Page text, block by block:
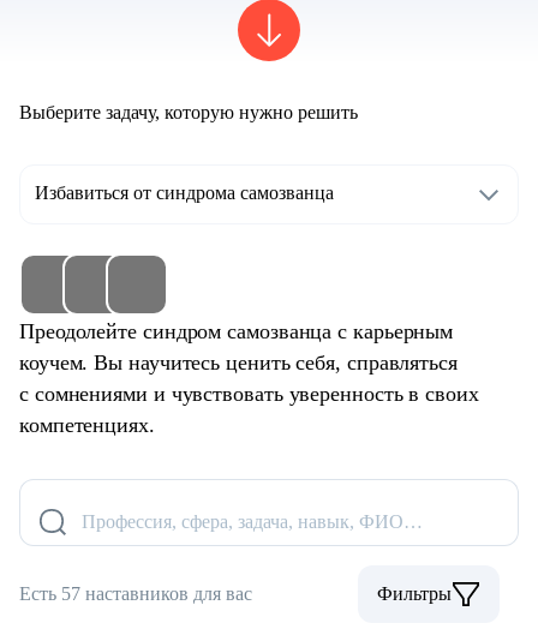
Выберите задачу, которую нужно решить
Избавиться от синдрома самозванца
Преодолейте синдром самозванца с карьерным
коучем. Вы научитесь ценить себя, справляться
с сомнениями и чувствовать уверенность в своих
компетенциях.
Профессия, сфера, задача, навык, ФИО…
Есть 57 наставников для вас Фильтры